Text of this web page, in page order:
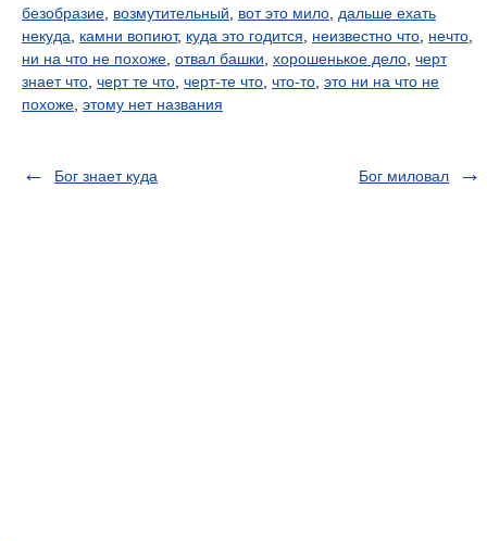
безобразие возмутительный вот это мило дальше ехать
некуда
камни вопиют, куда это годится неизвестно что нечто
ни на что не похоже отвал башки хорошенькое дело черт
знает что черт те что черт-те что что-то это ни на что не
похоже этому нет названия
Бог знает куда Бог миловал